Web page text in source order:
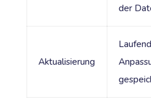
der
Aktualisierung